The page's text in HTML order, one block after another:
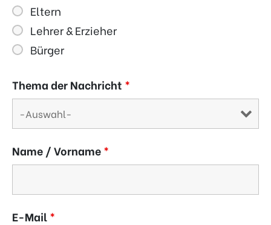
Eltern
Lehrer & Erzieher
Bürger
Thema der Nachricht *
Name / Vorname*
E-Mail*